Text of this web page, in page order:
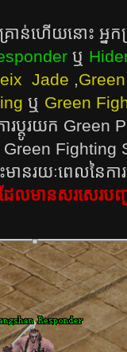
រាន់ហើយនោះ អ្ន
ឬ
Jade ,
ឬ​ Green
ការប្ដូរយក
Fighting
នរយៈពេលនៃកា
ដែលមានសរសេរប